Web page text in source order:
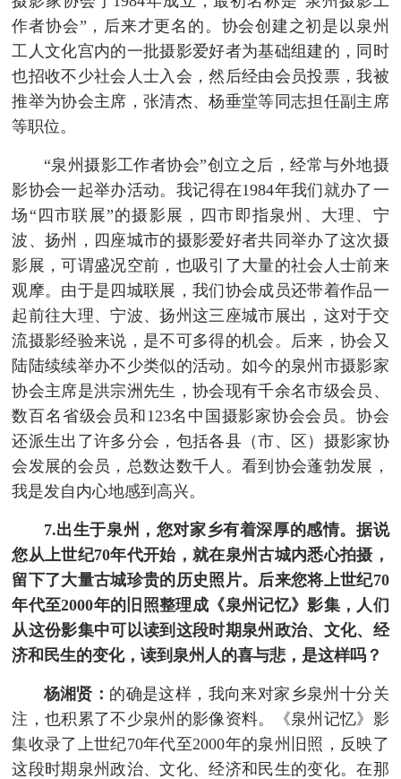
作者协会”，后来才更名的。协会创建之初是以泉州
工人文化宫内的一批摄影爱好者为基础组建的，同时
也招收不少社会人士入会，然后经由会员投票，我被
推举为协会主席，张清杰、杨垂堂等同志担任副主席
等职位。
“泉州摄影工作者协会”创立之后，经常与外地摄
影协会一起举办活动。我记得在1984年我们就办了一
场“四市联展”的摄影展，四市即指泉州、大理、宁
波、扬州，四座城市的摄影爱好者共同举办了这次摄
影展，可谓盛况空前，也吸引了大量的社会人士前来
观摩。由于是四城联展，我们协会成员还带着作品一
起前往大理、宁波、扬州这三座城市展出，这对于交
流摄影经验来说，是不可多得的机会。后来，协会又
陆陆续续举办不少类似的活动。如今的泉州市摄影家
协会主席是洪宗洲先生，协会现有千余名市级会员、
数百名省级会员和123名中国摄影家协会会员。协会
还派生出了许多分会，包括各县（市、区）摄影家协
会发展的会员，总数达数千人。看到协会蓬勃发展，
我是发自内心地感到高兴。
7.出生于泉州，您对家乡有着深厚的感情。据说
您从上世纪70年代开始，就在泉州古城内悉心拍摄，
留下了大量古城珍贵的历史照片。后来您将上世纪70
年代至2000年的旧照整理成《泉州记忆》影集，人们
从这份影集中可以读到这段时期泉州政治、文化、经
济和民生的变化，读到泉州人的喜与悲，是这样吗？
杨湘贤： 的确是这样，我向来对家乡泉州十分关
注，也积累了不少泉州的影像资料。《泉州记忆》影
集收录了上世纪70年代至2000年的泉州旧照，反映了
这段时期泉州政治、文化、经济和民生的变化。在那